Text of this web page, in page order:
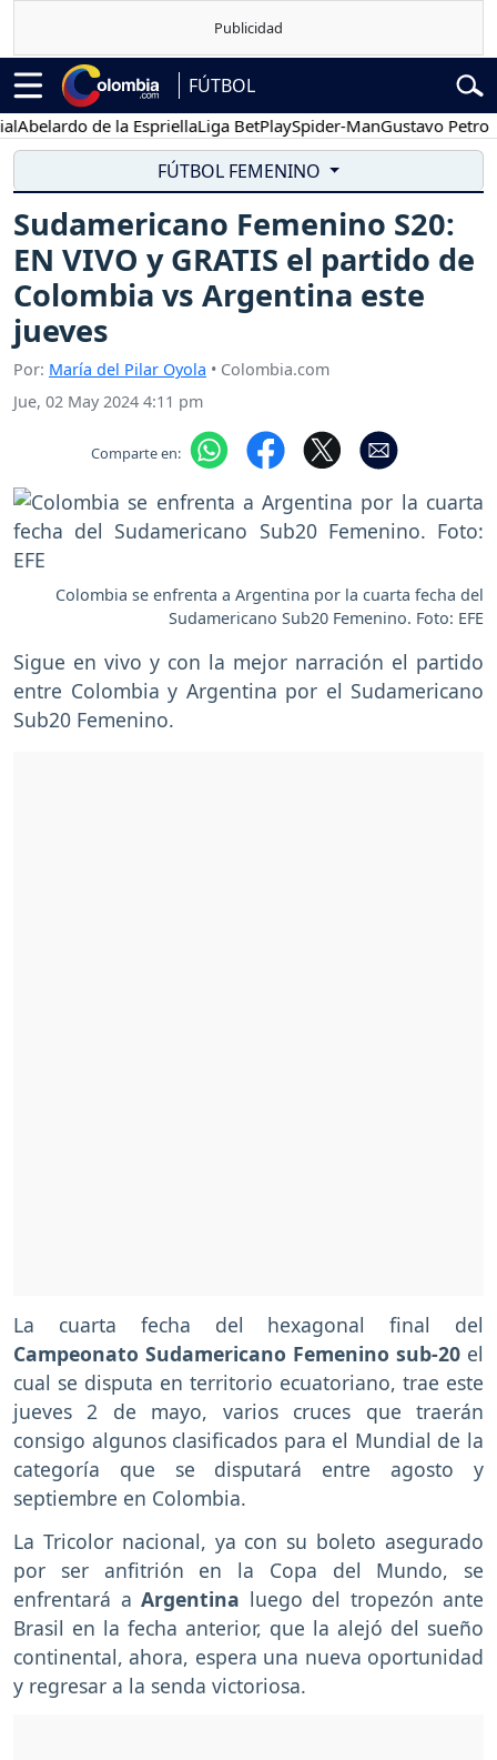
FÚTBOL
de la EspriellaLiga BetPlaySpider-ManGustavo Petro
FÚTBOL FEMENINO
Sudamericano Femenino S20:
EN VIVO y GRATIS el partido de
Colombia vs Argentina este
jueves
Por: María del Pilar Oyola • Colombia.com
Jue, 02 May 2024 4:11 pm
Comparte en:
Colombia se enfrenta a Argentina por la cuarta fecha del
Sudamericano Sub20 Femenino. Foto: EFE
Sigue en vivo y con la mejor narración el partido
entre Colombia y Argentina por el Sudamericano
Sub20 Femenino.
La cuarta fecha del hexagonal final del
Campeonato Sudamericano Femenino sub-20 el
cual se disputa en territorio ecuatoriano, trae este
jueves 2 de mayo, varios cruces que traerán
consigo algunos clasificados para el Mundial de la
categoría que se disputará entre agosto y
septiembre en Colombia.
La Tricolor nacional, ya con su boleto asegurado
por ser anfitrión en la Copa del Mundo, se
enfrentará a Argentina luego del tropezón ante
Brasil en la fecha anterior, que la alejó del sueño
continental, ahora, espera una nueva oportunidad
y regresar a la senda victoriosa.